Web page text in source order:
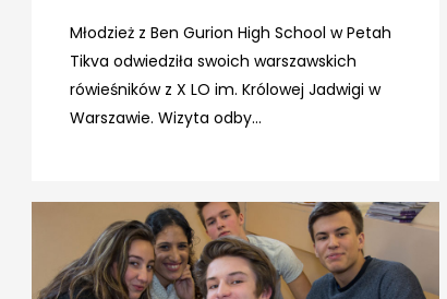
Młodzież z Ben Gurion High School w Petah
Tikva odwiedziła swoich warszawskich
rówieśników z X LO im. Królowej Jadwigi w
Warszawie. Wizyta odby...